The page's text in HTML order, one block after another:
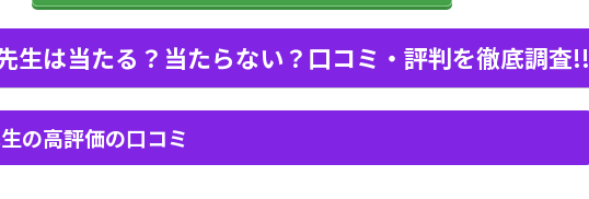
生は当たる？当たらない？口コミ・評判を徹底調査!!
の高評価の口コミ